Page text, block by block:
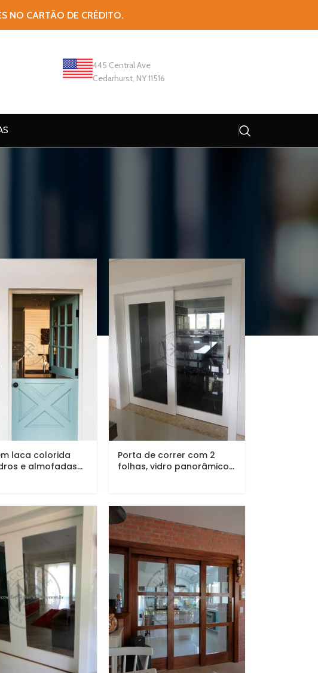
NO CARTÃO DE CRÉDITO.
445 Central Ave
Cedarhurst, NY 11516
laca colorida
e almofadas...
Porta de correr com 2
folhas, vidro panorâmico...